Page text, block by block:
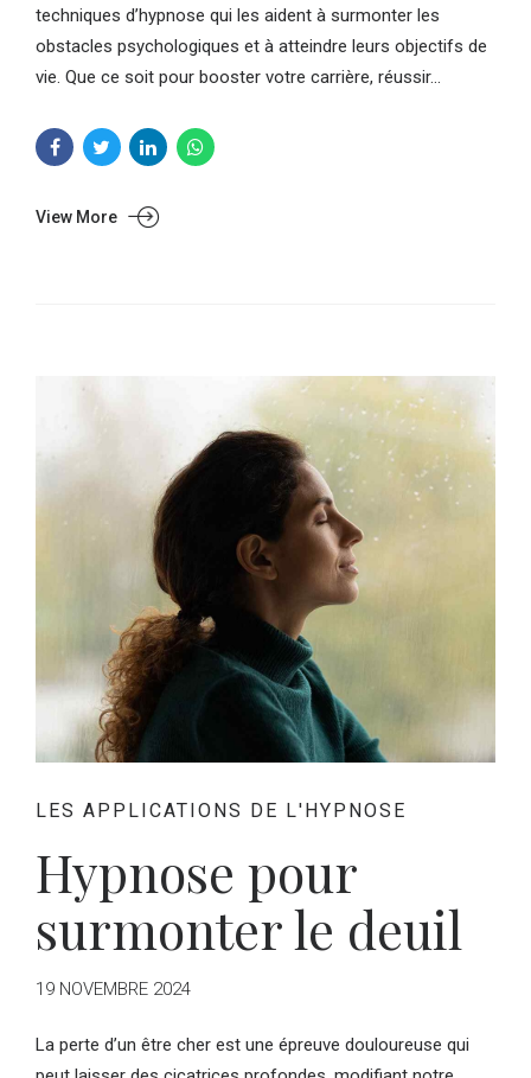
techniques d’hypnose qui les aident à surmonter les
obstacles psychologiques et à atteindre leurs objectifs de
vie. Que ce soit pour booster votre carrière, réussir...
View More
LES APPLICATIONS DE L'HYPNOSE
Hypnose pour
surmonter le deuil
19 NOVEMBRE 2024
La perte d’un être cher est une épreuve douloureuse qui